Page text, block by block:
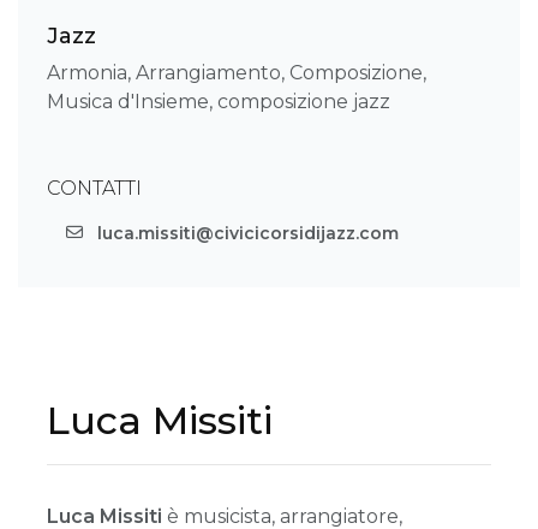
Jazz
Armonia, Arrangiamento, Composizione,
Musica d'Insieme, composizione jazz
CONTATTI
luca.missiti@civicicorsidijazz.com
Luca Missiti
Luca Missiti è musicista, arrangiatore,